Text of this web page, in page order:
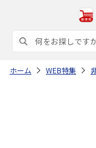
ホーム WEB特集